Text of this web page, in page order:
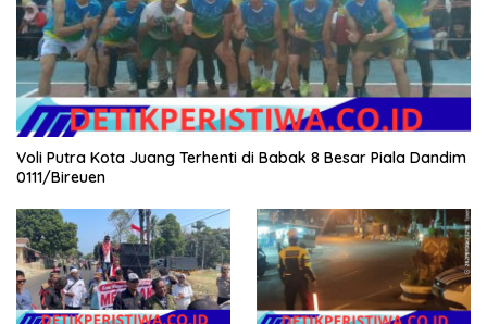
Voli Putra Kota Juang Terhenti di Babak 8 Besar Piala Dandim
0111/Bireuen